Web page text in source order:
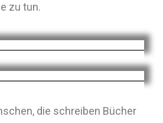
zu tun.
die schreiben Bücher